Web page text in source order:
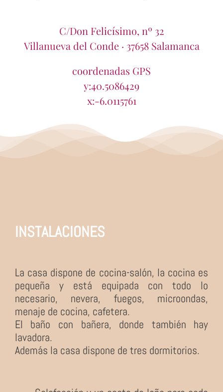
C/Don Felicísimo, nº 32
Villanueva del Conde · 37658 Salamanca
coordenadas GPS
y:40.5086429
x:-6.0115761
INSTALACIONES
La casa dispone de cocina-salón, la cocina es
pequeña y está equipada con todo lo
necesario, nevera, fuegos, microondas,
menaje de cocina, cafetera.
El baño con bañera, donde también hay
lavadora.
Además la casa dispone de tres dormitorios.